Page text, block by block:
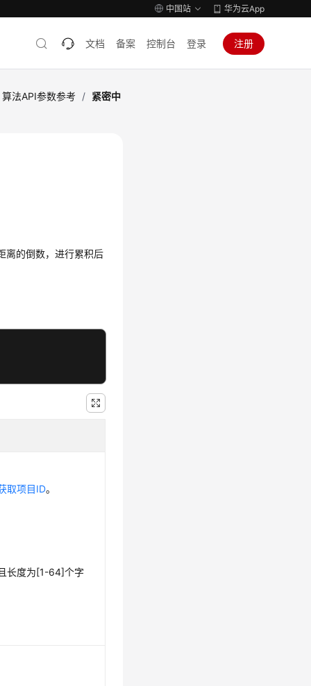
中国站 华为云App
文档 备案 控制台 登录 注册
算法API参数参考 / 紧密中
离的倒数，进行累积后
取项目ID。
长度为[1-64]个字